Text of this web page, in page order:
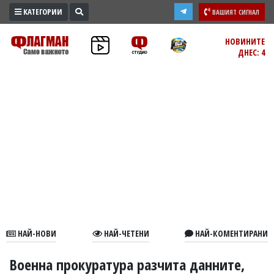
ПРОМО
ЗОНА
В
КАТЕГОРИИ ВАШИЯТ СИГНАЛ
НОВИНИТЕ
ДНЕС: 4
НАЙ-НОВИ НАЙ-ЧЕТЕНИ НАЙ-КОМЕНТИРАНИ
Военна прокуратура разчита данните,